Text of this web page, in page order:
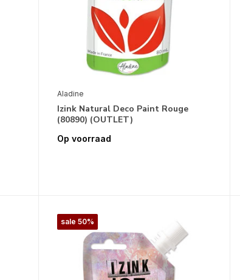
Aladine
Izink Natural Deco Paint Rouge
(80890) (OUTLET)
Op voorraad
sale 50%